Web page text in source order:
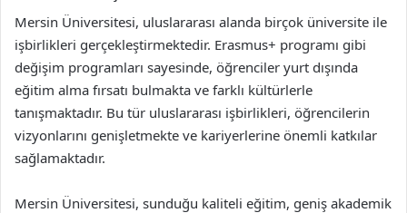
Mersin Üniversitesi, uluslararası alanda birçok üniversite ile
işbirlikleri gerçekleştirmektedir. Erasmus+ programı gibi
değişim programları sayesinde, öğrenciler yurt dışında
eğitim alma fırsatı bulmakta ve farklı kültürlerle
tanışmaktadır. Bu tür uluslararası işbirlikleri, öğrencilerin
vizyonlarını genişletmekte ve kariyerlerine önemli katkılar
sağlamaktadır.
Mersin Üniversitesi, sunduğu kaliteli eğitim, geniş akademik